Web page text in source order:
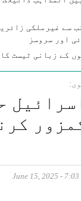
سے غیرملکی
اور سروسز
کے زبانی ٹیسٹ کا
7:03 - June 15, 2025